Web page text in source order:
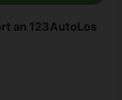
an 123AutoLos